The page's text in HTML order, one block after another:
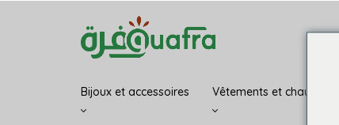
Bijoux et accessoires Vêtements et chaussures